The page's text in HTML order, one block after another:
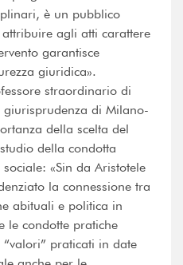
è un pubblico
agli atti carattere
garantisce
giuridica».
straordinario di
di Milano-
della scelta del
della condotta
«Sin da Aristotele
la connessione tra
abituali e politica in
le condotte pratiche
praticati in date